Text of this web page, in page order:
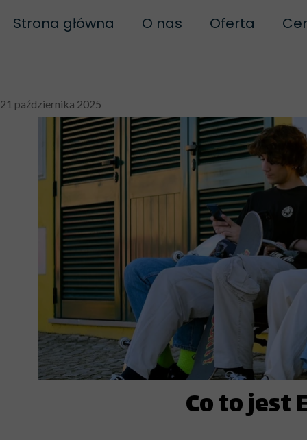
Strona główna
O nas
Polityka prywatności
Regulamin
Regulamin szkoleń
Oferta
21 października 2025
Co to jest